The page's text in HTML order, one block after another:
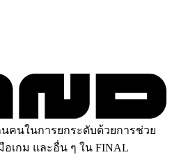
คนในการยกระดับด้วยการช่วย
เกม และอื่น ๆ ใน FINAL